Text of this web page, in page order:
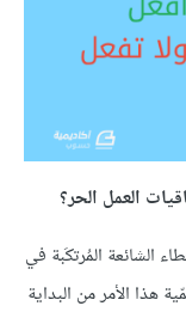
العمل الحر؟
الشائعة المُرتكَبة في
هذا الأمر من البداية